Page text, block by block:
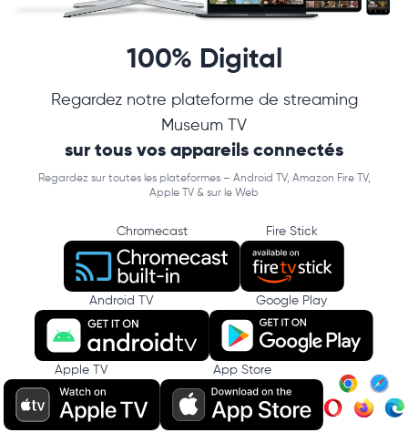
100% Digital
Regardez notre plateforme de streaming
Museum TV
sur tous vos appareils connectés
Regardez sur toutes les plateformes – Android TV, Amazon Fire TV,
Apple TV & sur le Web
Chromecast Fire Stick
Android TV Google Play
Apple TV App Store